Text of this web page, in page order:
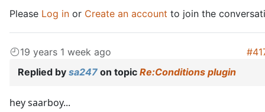
Please Log in or Create an account to join the
19 years 1 week ago
Replied by sa247 on topic Re:Conditions plugin
hey saarboy...